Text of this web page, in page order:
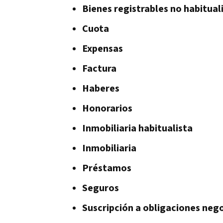
Bienes registrables no
Cuota
Expensas
Factura
Haberes
Honorarios
Inmobiliaria habitualista
Inmobiliaria
Préstamos
Seguros
Suscripción a obligaciones